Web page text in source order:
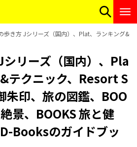
歩き方 Jシリーズ（国内）、Plat、ランキング&
リーズ（国内）、Pla
テクニック、Resort S
印、旅の図鑑、BOO
景、BOOKS 旅と健
Booksのガイドブッ